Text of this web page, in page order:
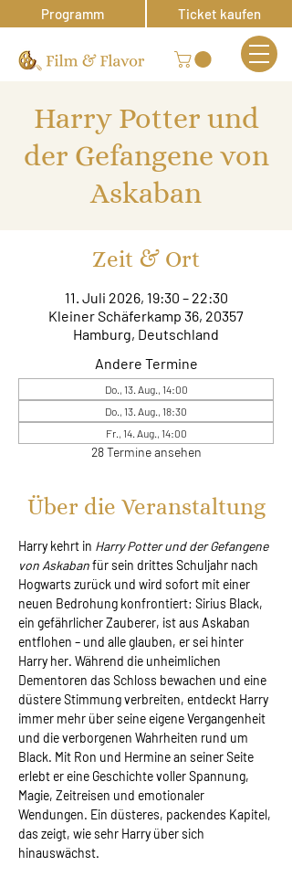
Programm Ticket kaufen
Harry Potter und
der Gefangene von
Askaban
Zeit & Ort
11. Juli 2026, 19:30 – 22:30
Kleiner Schäferkamp 36, 20357
Hamburg, Deutschland
Andere Termine
Do., 13. Aug., 14:00
Do., 13. Aug., 18:30
Fr., 14. Aug., 14:00
28 Termine ansehen
Über die Veranstaltung
Harry kehrt in Harry Potter und der Gefangene
von Askaban für sein drittes Schuljahr nach
Hogwarts zurück und wird sofort mit einer
neuen Bedrohung konfrontiert: Sirius Black,
ein gefährlicher Zauberer, ist aus Askaban
entflohen – und alle glauben, er sei hinter
Harry her. Während die unheimlichen
Dementoren das Schloss bewachen und eine
düstere Stimmung verbreiten, entdeckt Harry
immer mehr über seine eigene Vergangenheit
und die verborgenen Wahrheiten rund um
Black. Mit Ron und Hermine an seiner Seite
erlebt er eine Geschichte voller Spannung,
Magie, Zeitreisen und emotionaler
Wendungen. Ein düsteres, packendes Kapitel,
das zeigt, wie sehr Harry über sich
hinauswächst.